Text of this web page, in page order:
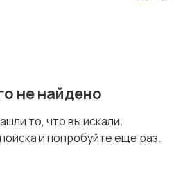
не найдено
то, что вы искали.
и попробуйте еще раз.